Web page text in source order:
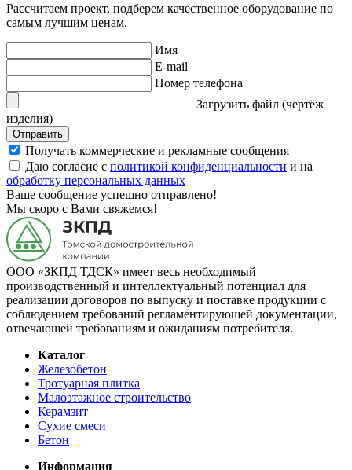
Рассчитаем проект, подберем качественное оборудование по
самым лучшим ценам.
Имя
E-mail
Номер телефона
Загрузить файл (чертёж
изделия)
Отправить
Получать коммерческие и рекламные сообщения
Даю согласие с политикой конфиденциальности и на
обработку персональных данных
Ваше сообщение успешно отправлено!
Мы скоро с Вами свяжемся!
ООО «ЗКПД ТДСК» имеет весь необходимый
производственный и интеллектуальный потенциал для
реализации договоров по выпуску и поставке продукции с
соблюдением требований регламентирующей документации,
отвечающей требованиям и ожиданиям потребителя.
Каталог
Железобетон
Тротуарная плитка
Малоэтажное строительство
Керамзит
Сухие смеси
Бетон
Информация